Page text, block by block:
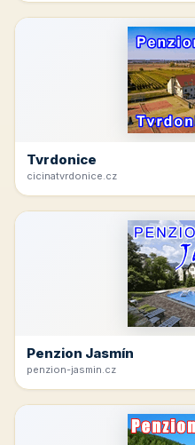
Tvrdonice
cicinatvrdonice.cz
Penzion Jasmín
penzion-jasmin.cz